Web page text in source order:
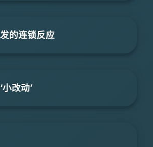
的连锁反应
改动’